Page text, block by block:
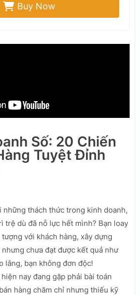
Buy Now
Số: 20 Chiến
Tuyệt Đỉnh
những thách thức trong kinh doanh,
trệ dù đã nỗ lực hết mình? Bạn loay
với khách hàng, xây dựng
chưa đạt được kết quả như
lắng, bạn không đơn độc!
nay đang gặp phải bài toán
hàng chăm chỉ nhưng thiếu kỹ